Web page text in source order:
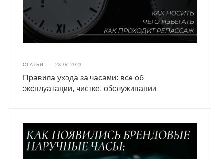
СТАТЬИ — 28.07.2023
Правила ухода за часами: все об
эксплуатации, чистке, обслуживании